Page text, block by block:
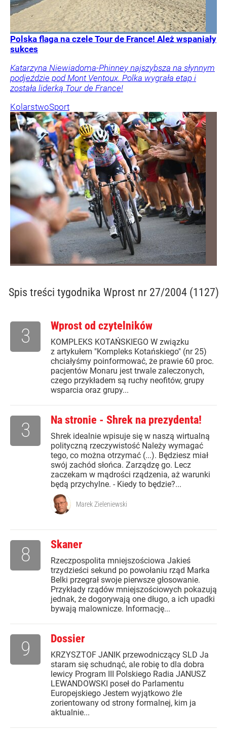
Polska flaga na czele Tour de France! Ależ wspaniały
sukces
Katarzyna Niewiadoma-Phinney najszybsza na słynnym
podjeździe pod Mont Ventoux. Polka wygrała etap i
została liderką Tour de France!
KolarstwoSport
Spis treści tygodnika Wprost nr 27/2004 (1127)
Wprost od czytelników
KOMPLEKS KOTAŃSKIEGO W związku
z artykułem "Kompleks Kotańskiego" (nr 25)
chciałyśmy poinformować, że prawie 60 proc.
pacjentów Monaru jest trwale zaleczonych,
czego przykładem są ruchy neofitów, grupy
wsparcia oraz grupy...
3
Na stronie - Shrek na prezydenta!
Shrek idealnie wpisuje się w naszą wirtualną
polityczną rzeczywistość Należy wymagać
tego, co można otrzymać (...). Będziesz miał
swój zachód słońca. Zarządzę go. Lecz
zaczekam w mądrości rządzenia, aż warunki
będą przychylne. - Kiedy to będzie?...
3
Marek Zieleniewski
Skaner
Rzeczpospolita mniejszościowa Jakieś
trzydzieści sekund po powołaniu rząd Marka
Belki przegrał swoje pierwsze głosowanie.
Przykłady rządów mniejszościowych pokazują
jednak, że dogorywają one długo, a ich upadki
bywają malownicze. Informację...
8
Dossier
KRZYSZTOF JANIK przewodniczący SLD Ja
staram się schudnąć, ale robię to dla dobra
lewicy Program III Polskiego Radia JANUSZ
LEWANDOWSKI poseł do Parlamentu
Europejskiego Jestem wyjątkowo źle
zorientowany od strony formalnej, kim ja
aktualnie...
9